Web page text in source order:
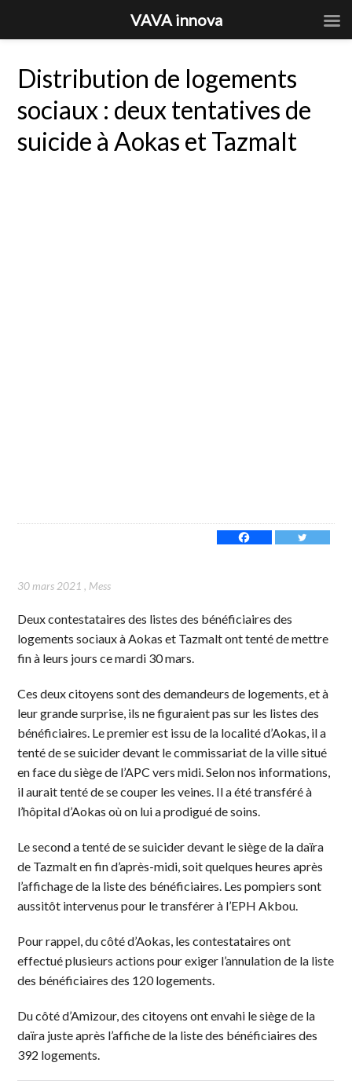
Distribution de logements
sociaux : deux tentatives de
suicide à Aokas et Tazmalt
30 mars 2021 , Mess
Deux contestataires des listes des bénéficiaires des
logements sociaux à Aokas et Tazmalt ont tenté de mettre
fin à leurs jours ce mardi 30 mars.
Ces deux citoyens sont des demandeurs de logements, et à
leur grande surprise, ils ne figuraient pas sur les listes des
bénéficiaires. Le premier est issu de la localité d’Aokas, il a
tenté de se suicider devant le commissariat de la ville situé
en face du siège de l’APC vers midi. Selon nos informations,
il aurait tenté de se couper les veines. Il a été transféré à
l’hôpital d’Aokas où on lui a prodigué de soins.
Le second a tenté de se suicider devant le siège de la daïra
de Tazmalt en fin d’après-midi, soit quelques heures après
l’affichage de la liste des bénéficiaires. Les pompiers sont
aussitôt intervenus pour le transférer à l’EPH Akbou.
Pour rappel, du côté d’Aokas, les contestataires ont
effectué plusieurs actions pour exiger l’annulation de la liste
des bénéficiaires des 120 logements.
Du côté d’Amizour, des citoyens ont envahi le siège de la
daïra juste après l’affiche de la liste des bénéficiaires des
392 logements.
VAVA innova